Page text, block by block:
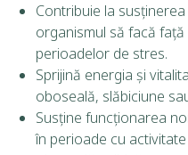
Contribuie la
organismul să facă
perioadelor de stres.
Sprijină energia și
oboseală, slăbiciune
Susține funcționarea
în perioade cu